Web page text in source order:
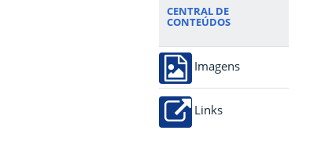
CENTRAL DE
CONTEÚDOS
Imagens
Links